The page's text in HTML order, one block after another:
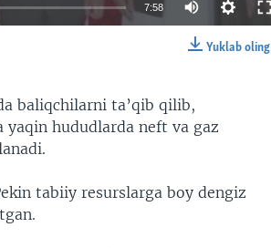
7:58
Yuklab oling
baliqchilarni ta’qib qilib,
hududlarda neft va gaz
tabiiy resurslarga boy dengiz